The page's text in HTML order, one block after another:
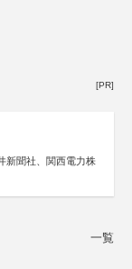
[PR]
新聞社、関西電力株
一覧